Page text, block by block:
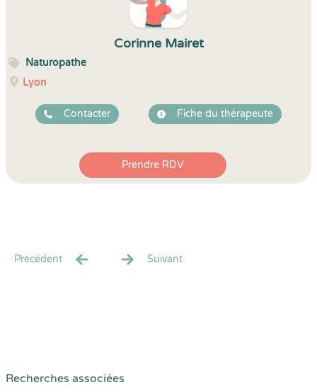
Corinne Mairet
Naturopathe
Lyon
Contacter Fiche du thérapeute
Prendre RDV
Precédent Suivant
Recherches associées